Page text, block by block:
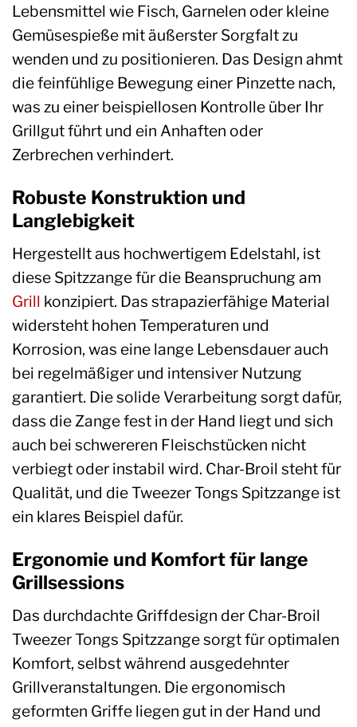
Lebensmittel wie Fisch, Garnelen oder kleine
Gemüsespieße mit äußerster Sorgfalt zu
wenden und zu positionieren. Das Design ahmt
die feinfühlige Bewegung einer Pinzette nach,
was zu einer beispiellosen Kontrolle über Ihr
Grillgut führt und ein Anhaften oder
Zerbrechen verhindert.
Robuste Konstruktion und
Langlebigkeit
Hergestellt aus hochwertigem Edelstahl, ist
diese Spitzzange für die Beanspruchung am
Grill konzipiert. Das strapazierfähige Material
widersteht hohen Temperaturen und
Korrosion, was eine lange Lebensdauer auch
bei regelmäßiger und intensiver Nutzung
garantiert. Die solide Verarbeitung sorgt dafür,
dass die Zange fest in der Hand liegt und sich
auch bei schwereren Fleischstücken nicht
verbiegt oder instabil wird. Char-Broil steht für
Qualität, und die Tweezer Tongs Spitzzange ist
ein klares Beispiel dafür.
Ergonomie und Komfort für lange
Grillsessions
Das durchdachte Griffdesign der Char-Broil
Tweezer Tongs Spitzzange sorgt für optimalen
Komfort, selbst während ausgedehnter
Grillveranstaltungen. Die ergonomisch
geformten Griffe liegen gut in der Hand und